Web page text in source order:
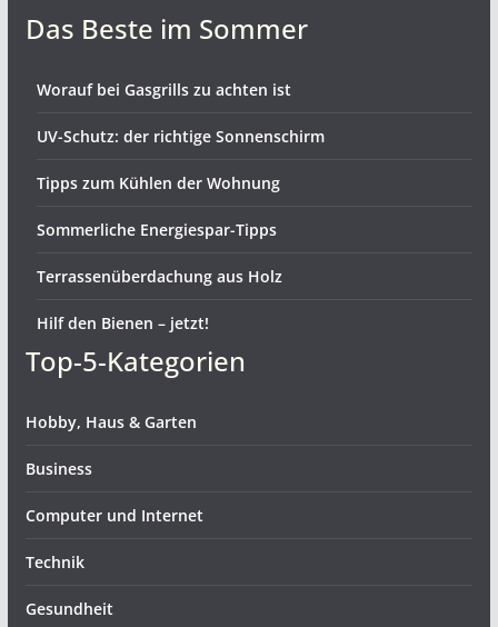
Das Beste im Sommer
Worauf bei Gasgrills zu achten ist
UV-Schutz: der richtige Sonnenschirm
Tipps zum Kühlen der Wohnung
Sommerliche Energiespar-Tipps
Terrassenüberdachung aus Holz
Hilf den Bienen – jetzt!
Top-5-Kategorien
Hobby, Haus & Garten
Business
Computer und Internet
Technik
Gesundheit